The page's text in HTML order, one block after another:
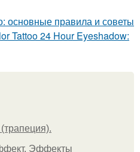
основные правила и советы
Tattoo 24 Hour Eyeshadow:
Эффекты